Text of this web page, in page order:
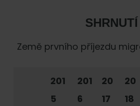
SHRNUTÍ
Země prvního příjezdu
201
5
201
6
20
17
20
18